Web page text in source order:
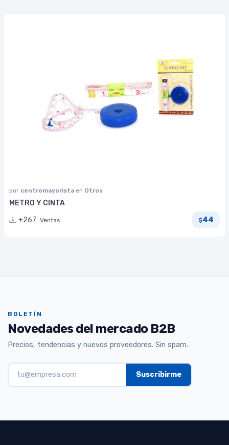
por centromayorista en Otros
METRO Y CINTA
+267 Ventas $44
BOLETÍN
Novedades del mercado B2B
Precios, tendencias y nuevos proveedores. Sin spam.